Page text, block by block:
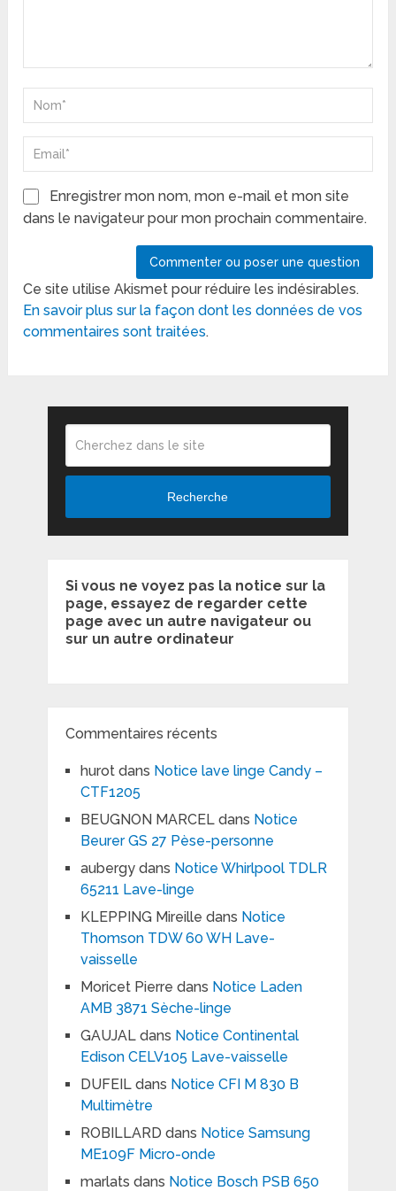
Enregistrer mon nom, mon e-mail et mon site
dans le navigateur pour mon prochain commentaire.
Ce site utilise Akismet pour réduire les indésirables.
En savoir plus sur la façon dont les données de vos
commentaires sont traitées.
Recherche
Si vous ne voyez pas la notice sur la
page, essayez de regarder cette
page avec un autre navigateur ou
sur un autre ordinateur
Commentaires récents
hurotdans Notice lave linge Candy –
CTF1205
BEUGNON MARCELdans Notice
Beurer GS 27 Pèse-personne
aubergydans Notice Whirlpool TDLR
65211 Lave-linge
KLEPPING Mireille dans Notice
Thomson TDW 60 WH Lave-
vaisselle
Moricet Pierre dans Notice Laden
AMB 3871 Sèche-linge
GAUJALdans Notice Continental
Edison CELV105 Lave-vaisselle
DUFEILdans Notice CFI M 830 B
Multimètre
ROBILLARD dans Notice Samsung
ME109F Micro-onde
marlats dans Notice Bosch PSB 650